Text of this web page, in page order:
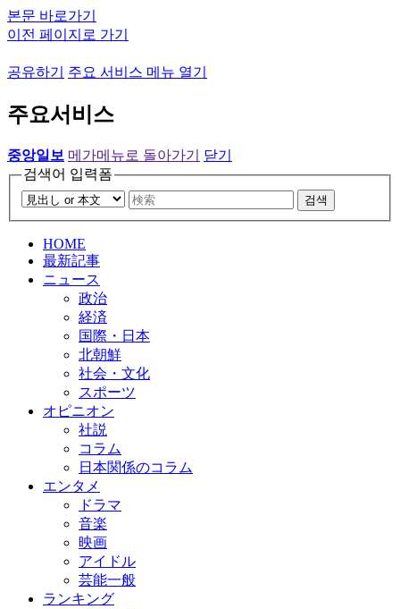
본문 바로가기
이전 페이지로 가기
공유하기 주요 서비스 메뉴 열기
주요서비스
중앙일보 메가메뉴로 돌아가기
닫기
검색어 입력폼
검색
HOME
最新記事
ニュース
政治
経済
国際・日本
北朝鮮
社会・文化
スポーツ
オピニオン
社説
コラム
日本関係のコラム
エンタメ
ドラマ
音楽
映画
アイドル
芸能一般
ランキング